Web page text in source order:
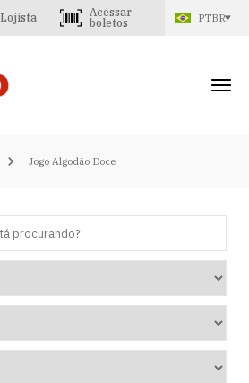
Lojista
Acessar
boletos
PTBR
Jogo Algodão Doce